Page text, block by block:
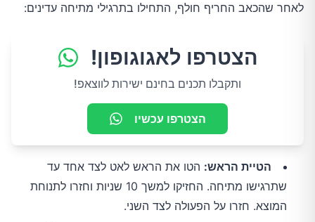
לאחר שהכאב החריף חולף, התחילו בתרגילי מתיחה עדינים:
הצטרפו לאגוגופון!
ותקבלו תכנים בחינם ישירות לווצאפ!
הצטרפו עכשיו
הטיית הראש: הטו את הראש לאט לצד אחד עד
שתרגישו מתיחה. החזיקו למשך 10 שניות וחזרו לתנוחת
המוצא. חזרו על הפעולה לצד השני.